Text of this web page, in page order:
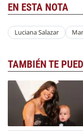
EN ESTA NOTA
Luciana Salazar
TAMBIÉN TE